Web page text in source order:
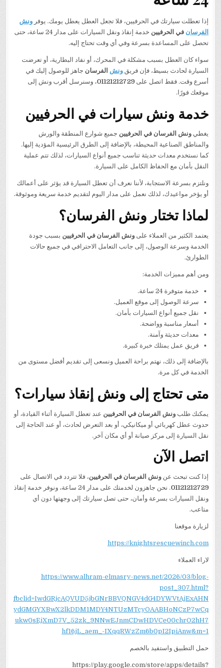
إذا تعطلت سيارتك في الحرفيين، فلا تجعل العطل يعطل يومك. يوفرونش
الفرسان في الحرفيين
خدمة إنقاذ ونقل السيارات على مدار 24 ساعة، حتى
تحصل على المساعدة بسرعة وفي أي وقت تحتاج إليه.
سواء كان العطل بسبب مشكلة في المحرك، أو نفاد البطارية، أو تعرضت
السيارة لحادث بسيط، فإن فريقونش الفرسان جاهز للوصول إليك في
أسرع وقت. فقط اتصل على01121212729، وسنرسل أقرب ونش إلى
موقعك فورًا.
خدمة ونش سيارات في الحرفيين
يغطيونش الفرسان في الحرفيين جميع شوارع المنطقة والورش
والمناطق الصناعية المحيطة، بالإضافة إلى الطرق الرئيسية المؤدية إليها.
كما نستخدم معدات حديثة تناسب جميع أنواع السيارات، لذلك تتم عملية
النقل بأمان مع الحفاظ الكامل على السيارة.
ونلتزم بسرعة الاستجابة، لأننا نعرف أن تعطل السيارة قد يؤثر على أعمالك
أو يؤخر مواعيدك، لذلك نعمل على مدار اليوم لتقديم خدمة سريعة وموثوقة.
لماذا تختار ونش الفرسان؟
يعتمد الكثير من العملاء علىونش الفرسان في الحرفيين بسبب جودة
الخدمة وسرعة الوصول، إلى جانب التعامل الاحترافي في جميع حالات
الطوارئ.
ومن أهم مميزات الخدمة:
خدمة متوفرة 24 ساعة.
سرعة الوصول إلى موقع العميل.
نقل جميع أنواع السيارات بأمان.
أسعار مناسبة وواضحة.
معدات حديثة وآمنة.
فريق عمل يمتلك خبرة كبيرة.
بالإضافة إلى ذلك، نهتم براحة العميل ونسعى إلى تقديم أفضل مستوى من
الخدمة في كل مرة.
متى تحتاج إلى ونش إنقاذ سيارات؟
يمكنك طلبونش الفرسان في الحرفيين عند تعطل السيارة أثناء القيادة، أو
حدوث عطل كهربائي أو ميكانيكي، أو بعد التعرض لحادث، أو عند الحاجة إلى
نقل السيارة إلى مركز صيانة أو أي مكان آخر.
اتصل الآن
إذا كنت تبحث عنونش الفرسان في الحرفيين، فلا تتردد في الاتصال على
01121212729
. نحن جاهزون لخدمتك على مدار 24 ساعة، ونوفر خدمة إنقاذ
ونقل السيارات بسرعة وأمان، حتى تصل سيارتك إلى وجهتها دون أي
متاعب.
لزيارة موقعنا
https://knightsrescuewinch.com
لاراء العملاء
https://www.alhram-elmasry-news.net/2026/03/blog-
post_307.html?
fbclid=IwdGRjcAQVUD5jbGNrBBVQNGV4dG4DYWVtAjExAHN
ydGMGYXBwX2lkDDM1MDY4NTUzMTcyOAABHoNCzP7wCq
ukw0sEjXmD7V_52zk_9NNwEJnmCDwHDVCe00chrO2hH7
hf16jL_aem_-IXqqRWzZm6b0pI2IpiAnw&m=1
حمل التطبيق واستفيد بالخصم
https://play.google.com/store/apps/details?